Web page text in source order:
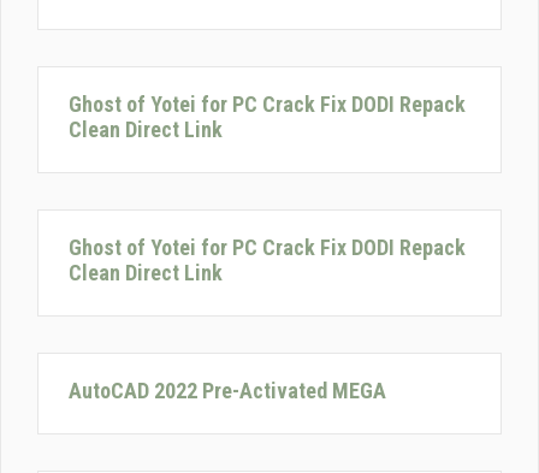
Ghost of Yotei for PC Crack Fix DODI Repack
Clean Direct Link
Ghost of Yotei for PC Crack Fix DODI Repack
Clean Direct Link
AutoCAD 2022 Pre-Activated MEGA